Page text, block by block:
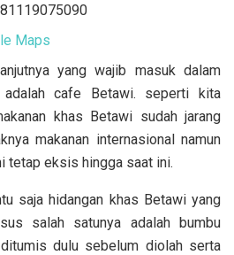
Maps
yang wajib masuk dalam
adalah cafe Betawi. seperti kita
khas Betawi sudah jarang
makanan internasional namun
tetap eksis hingga saat ini.
saja hidangan khas Betawi yang
salah satunya adalah bumbu
dulu sebelum diolah serta